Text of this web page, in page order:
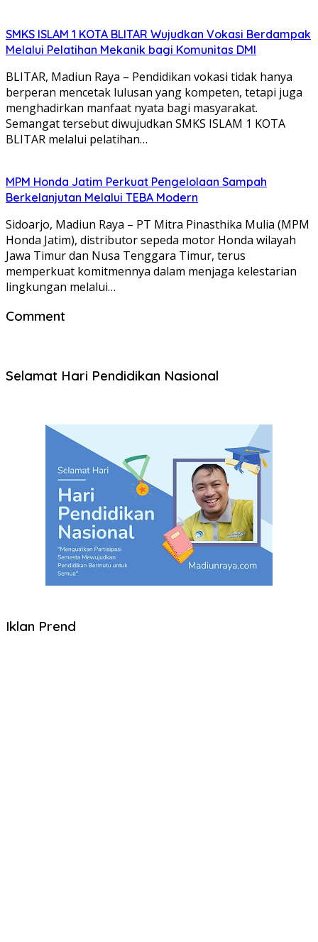
SMKS ISLAM 1 KOTA BLITAR Wujudkan Vokasi Berdampak
Melalui Pelatihan Mekanik bagi Komunitas DMI
BLITAR, Madiun Raya – Pendidikan vokasi tidak hanya
berperan mencetak lulusan yang kompeten, tetapi juga
menghadirkan manfaat nyata bagi masyarakat.
Semangat tersebut diwujudkan SMKS ISLAM 1 KOTA
BLITAR melalui pelatihan…
MPM Honda Jatim Perkuat Pengelolaan Sampah
Berkelanjutan Melalui TEBA Modern
Sidoarjo, Madiun Raya – PT Mitra Pinasthika Mulia (MPM
Honda Jatim), distributor sepeda motor Honda wilayah
Jawa Timur dan Nusa Tenggara Timur, terus
memperkuat komitmennya dalam menjaga kelestarian
lingkungan melalui…
Comment
Selamat Hari Pendidikan Nasional
Iklan Prend